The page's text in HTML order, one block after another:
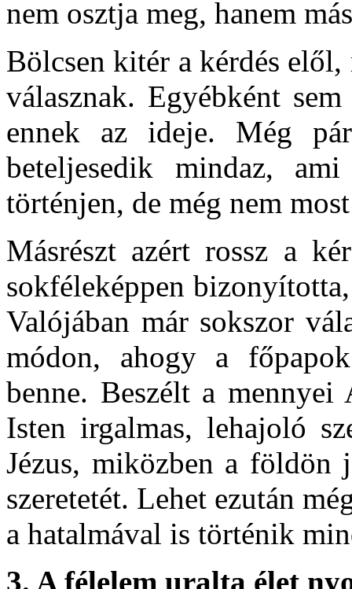
nem osztja meg, hanem
Bölcsen kitér a kérdés
válasznak. Egyébként
ennek az ideje. Még
beteljesedik mindaz,
történjen, de még nem
Másrészt azért rossz a
sokféleképpen
Valójában már sokszor
módon, ahogy a
benne. Beszélt a
Isten irgalmas, lehajoló
Jézus, miközben a földön
szeretetét. Lehet ezután
a hatalmával is történik
3. A félelem uralta élet